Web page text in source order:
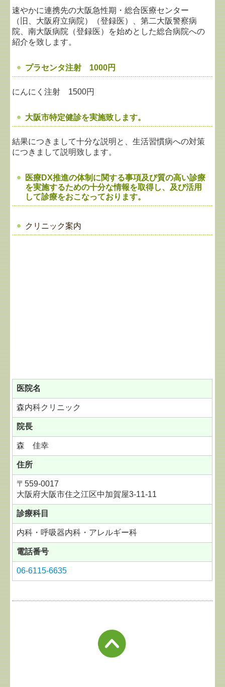
クリニック案内
医院名
森内科クリニック
院長
森 佳幸
住所
〒559-0017
大阪府大阪市住之江区中加賀屋3-11-11
診療科目
内科・呼吸器内科・アレルギー科
電話番号
06-6115-6635
速やかに連携先の大阪急性期・総合医療センター
（旧、大阪府立病院）（登録医）、第二大阪警察病
院、南大阪病院（登録医）を始めとした総合病院への
紹介を致します。
プラセンタ注射 1000円
にんにく注射 1500円
大阪市特定健診を実施致します。
結果につきまして十分な説明と、生活習慣病への対策
につきまして説明致します。
医療DX推進の体制に関する事項及び質の高い診療
を実施するための十分な情報を取得し、及び活用
して診療をおこなっております。